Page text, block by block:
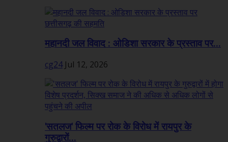
महानदी जल विवाद : ओडिशा सरकार के प्रस्ताव पर...
cg24 Jul 12, 2026
'सतलज' फिल्म पर रोक के विरोध में रायपुर के
गुरुद्वारों...